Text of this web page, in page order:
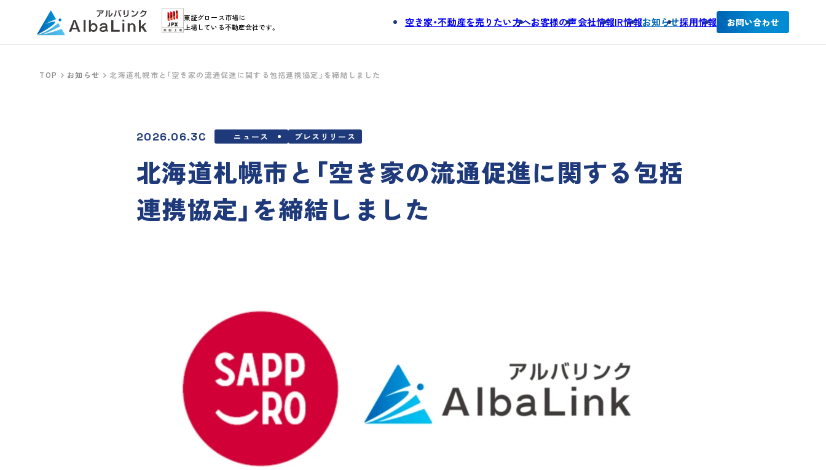
東証グロース市場に
上場している不動産会社です。
空き家・不動産を売りたい方へお客様の声会社情報IR情報お知らせ採用情報 お問い合わせ
TOP お知らせ 北海道札幌市と「空き家の流通促進に関する包括連携協定」を締結しました
2026.06.30 ニュース プレスリリース
北海道札幌市と「空き家の流通促進に関する包括
連携協定」を締結しました